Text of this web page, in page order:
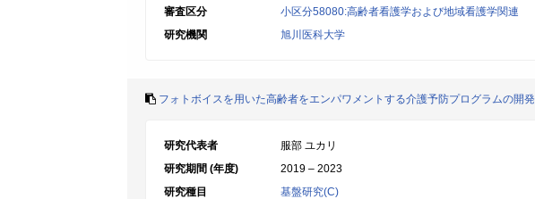
審査区分
小区分58080:高齢者看護学および地域看護学関連
研究機関
旭川医科大学
フォトボイスを用いた高齢者をエンパワメントする介護予防プログラムの開発
研究代表者
服部 ユカリ
研究期間 (年度)
2019 – 2023
研究種目
基盤研究(C)